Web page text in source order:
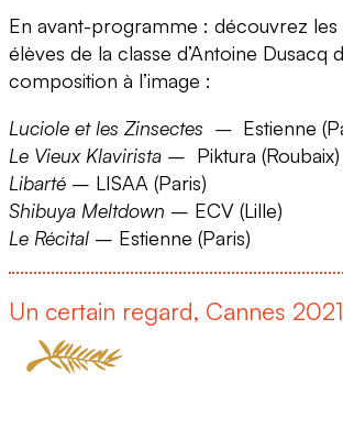
En avant-programme : découvrez les
élèves de la classe d’Antoine Dusacq
composition à l’image :
Luciole et les Zinsectes – Estienne
Le Vieux Klavirista – Piktura (Roubaix)
Libarté – LISAA (Paris)
Shibuya Meltdown – ECV (Lille)
Le Récital – Estienne (Paris)
Un certain regard, Cannes 2021